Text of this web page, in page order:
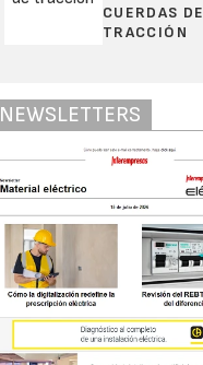
CUERDAS DE
TRACCIÓN
NEWSLETTERS